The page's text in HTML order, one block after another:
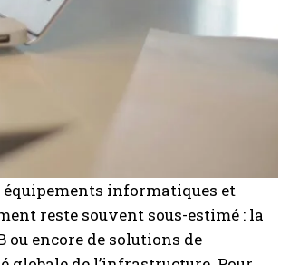
équipements informatiques et
reste souvent sous-estimé : la
ou encore de solutions de